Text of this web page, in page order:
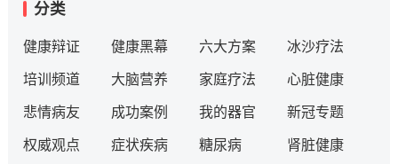
分类
健康辩证 健康黑幕 六大方案 冰沙疗法
培训频道 大脑营养 家庭疗法 心脏健康
悲情病友 成功案例 我的器官 新冠专题
权威观点 症状疾病 糖尿病 肾脏健康